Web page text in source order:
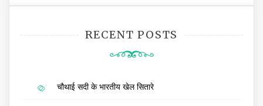
RECENT POSTS
चौथाई सदी के भारतीय खेल सितारे